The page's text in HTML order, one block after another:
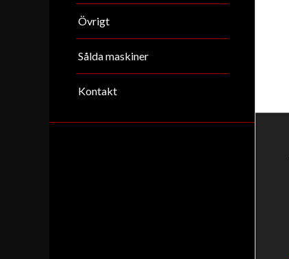
Övrigt
Sålda maskiner
Kontakt